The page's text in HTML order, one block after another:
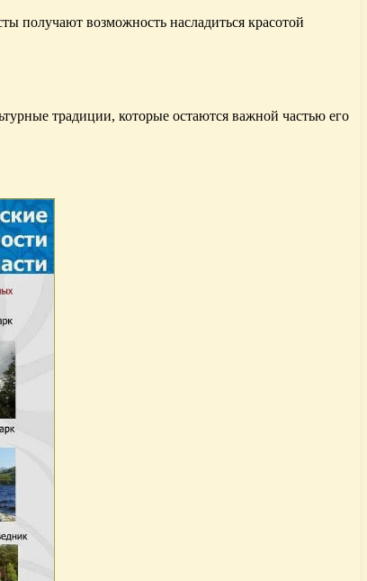
получают возможность насладиться красотой
традиции, которые остаются важной частью его